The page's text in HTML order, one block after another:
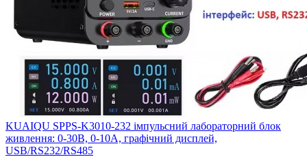
KUAIQU SPPS-K3010-232 імпульсний лабораторний блок
живлення: 0-30В, 0-10А, графічний дисплей,
USB/RS232/RS485